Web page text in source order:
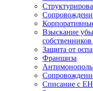
Взыскание
собственников
Защита от
Франшиза
Списание с